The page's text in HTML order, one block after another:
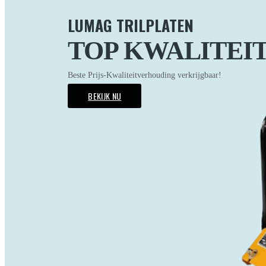
LUMAG TRILPLATEN
TOP
Beste Prijs-Kwaliteitverhouding verkrijgbaar!
BEKIJK NU